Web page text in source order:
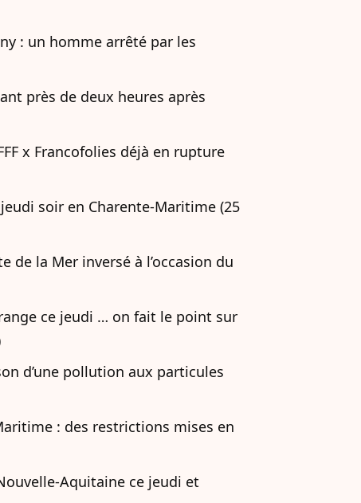
: un homme arrêté par les
près de deux heures après
x Francofolies déjà en rupture
soir en Charente-Maritime (25
de la Mer inversé à l’occasion du
ce jeudi … on fait le point sur
d’une pollution aux particules
: des restrictions mises en
Aquitaine ce jeudi et